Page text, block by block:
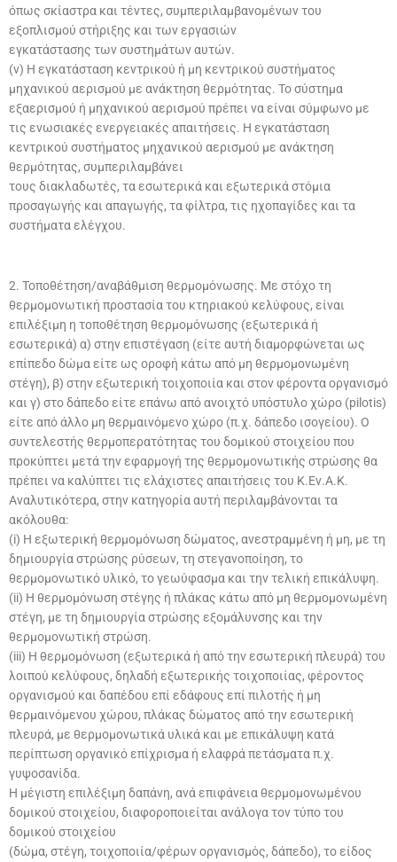
όπως σκίαστρα και τέντες, συμπεριλαμβανομένων του
εξοπλισμού στήριξης και των εργασιών
εγκατάστασης των συστημάτων αυτών.
(v) Η εγκατάσταση κεντρικού ή μη κεντρικού συστήματος
μηχανικού αερισμού με ανάκτηση θερμότητας. Το σύστημα
εξαερισμού ή μηχανικού αερισμού πρέπει να είναι σύμφωνο με
τις ενωσιακές ενεργειακές απαιτήσεις. Η εγκατάσταση
κεντρικού συστήματος μηχανικού αερισμού με ανάκτηση
θερμότητας, συμπεριλαμβάνει
τους διακλαδωτές, τα εσωτερικά και εξωτερικά στόμια
προσαγωγής και απαγωγής, τα φίλτρα, τις ηχοπαγίδες και τα
συστήματα ελέγχου.
2. Τοποθέτηση/αναβάθμιση θερμομόνωσης. Με στόχο τη
θερμομονωτική προστασία του κτηριακού κελύφους, είναι
επιλέξιμη η τοποθέτηση θερμομόνωσης (εξωτερικά ή
εσωτερικά) α) στην επιστέγαση (είτε αυτή διαμορφώνεται ως
επίπεδο δώμα είτε ως οροφή κάτω από μη θερμομονωμένη
στέγη), β) στην εξωτερική τοιχοποιία και στον φέροντα οργανισμό
και γ) στο δάπεδο είτε επάνω από ανοιχτό υπόστυλο χώρο (pilotis)
είτε από άλλο μη θερμαινόμενο χώρο (π.χ. δάπεδο ισογείου). Ο
συντελεστής θερμοπερατότητας του δομικού στοιχείου που
προκύπτει μετά την εφαρμογή της θερμομονωτικής στρώσης θα
πρέπει να καλύπτει τις ελάχιστες απαιτήσεις του Κ.Εν.Α.Κ.
Αναλυτικότερα, στην κατηγορία αυτή περιλαμβάνονται τα
ακόλουθα:
(i) Η εξωτερική θερμομόνωση δώματος, ανεστραμμένη ή μη, με τη
δημιουργία στρώσης ρύσεων, τη στεγανοποίηση, το
θερμομονωτικό υλικό, το γεωύφασμα και την τελική επικάλυψη.
(ii) Η θερμομόνωση στέγης ή πλάκας κάτω από μη θερμομονωμένη
στέγη, με τη δημιουργία στρώσης εξομάλυνσης και την
θερμομονωτική στρώση.
(iii) Η θερμομόνωση (εξωτερικά ή από την εσωτερική πλευρά) του
λοιπού κελύφους, δηλαδή εξωτερικής τοιχοποιίας, φέροντος
οργανισμού και δαπέδου επί εδάφους επί πιλοτής ή μη
θερμαινόμενου χώρου, πλάκας δώματος από την εσωτερική
πλευρά, με θερμομονωτικά υλικά και με επικάλυψη κατά
περίπτωση οργανικό επίχρισμα ή ελαφρά πετάσματα π.χ.
γυψοσανίδα.
Η μέγιστη επιλέξιμη δαπάνη, ανά επιφάνεια θερμομονωμένου
δομικού στοιχείου, διαφοροποιείται ανάλογα τον τύπο του
δομικού στοιχείου
(δώμα, στέγη, τοιχοποιία/φέρων οργανισμός, δάπεδο), το είδος